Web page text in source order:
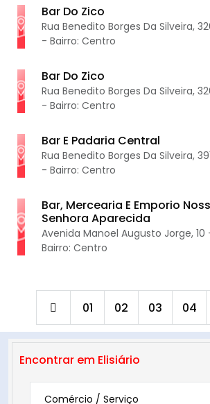
Bar Do Zico
Rua Benedito Borges Da Silveira,
- Bairro: Centro
Bar Do Zico
Rua Benedito Borges Da Silveira,
- Bairro: Centro
Bar E Padaria Central
Rua Benedito Borges Da Silveira,
- Bairro: Centro
Bar, Mercearia E Emporio
Senhora Aparecida
Avenida Manoel Augusto Jorge, 10
Bairro: Centro
01 02 03 04
Encontrar em Elisiário
Comércio / Serviço